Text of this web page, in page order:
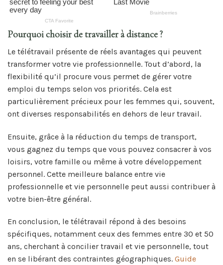
Pourquoi choisir de travailler à distance ?
Le télétravail présente de réels avantages qui peuvent
transformer votre vie professionnelle. Tout d’abord, la
flexibilité qu’il procure vous permet de gérer votre
emploi du temps selon vos priorités. Cela est
particulièrement précieux pour les femmes qui, souvent,
ont diverses responsabilités en dehors de leur travail.
Ensuite, grâce à la réduction du temps de transport,
vous gagnez du temps que vous pouvez consacrer à vos
loisirs, votre famille ou même à votre développement
personnel. Cette meilleure balance entre vie
professionnelle et vie personnelle peut aussi contribuer à
votre bien-être général.
En conclusion, le télétravail répond à des besoins
spécifiques, notamment ceux des femmes entre 30 et 50
ans, cherchant à concilier travail et vie personnelle, tout
en se libérant des contraintes géographiques. Guide